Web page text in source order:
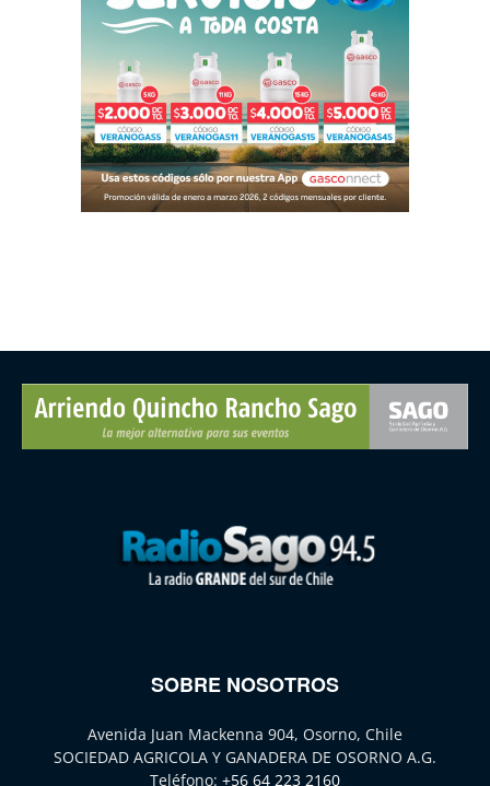
SOBRE NOSOTROS
Avenida Juan Mackenna 904, Osorno, Chile
SOCIEDAD AGRICOLA Y GANADERA DE OSORNO A.G.
Teléfono: +56 64 223 2160